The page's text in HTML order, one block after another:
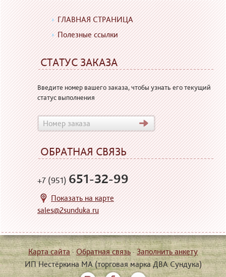
ГЛАВНАЯ СТРАНИЦА
Полезные ссылки
СТАТУС ЗАКАЗА
Введите номер вашего заказа, чтобы узнать его текущий
статус выполнения
ОБРАТНАЯ СВЯЗЬ
+7 (951)651-32-99
Показать на карте
sales@2sunduka.ru
Карта сайта· Обратная связь·Заполнить анкету
ИП Нестёркина МА (торговая марка ДВА Сундука)